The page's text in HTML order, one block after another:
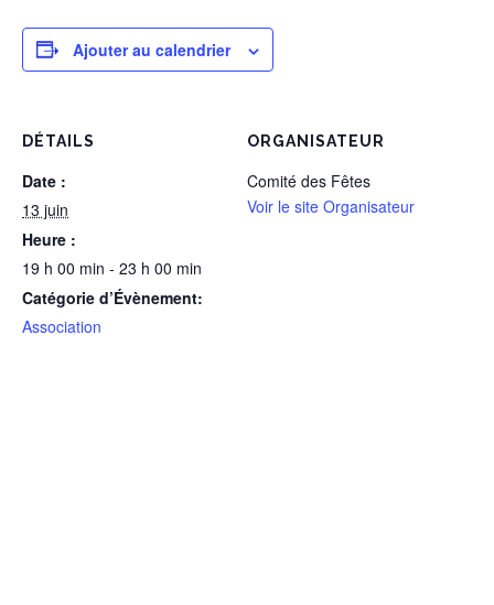
Ajouter au calendrier
DÉTAILS
Date :
13 juin
Heure :
19 h 00 min - 23 h 00 min
Catégorie d’Évènement:
Association
ORGANISATEUR
Comité des Fêtes
Voir le site Organisateur